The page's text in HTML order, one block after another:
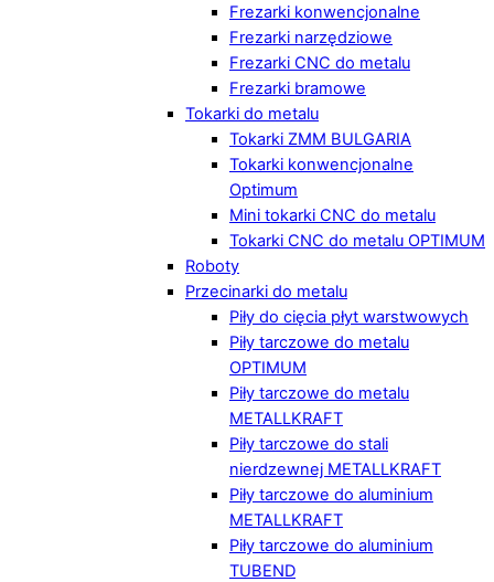
Frezarki konwencjonalne
Frezarki narzędziowe
Frezarki CNC do metalu
Frezarki bramowe
Tokarki do metalu
Tokarki ZMM BULGARIA
Tokarki konwencjonalne
Optimum
Mini tokarki CNC do metalu
Tokarki CNC do metalu OPTIMUM
Roboty
Przecinarki do metalu
Piły do cięcia płyt warstwowych
Piły tarczowe do metalu
OPTIMUM
Piły tarczowe do metalu
METALLKRAFT
Piły tarczowe do stali
nierdzewnej METALLKRAFT
Piły tarczowe do aluminium
METALLKRAFT
Piły tarczowe do aluminium
TUBEND